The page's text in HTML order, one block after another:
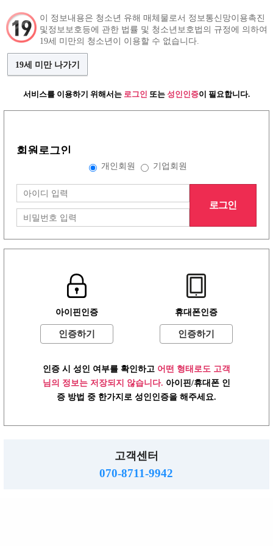
구인정보 인재정보 커뮤니티
언니들이야기(79건) 댓글쓰기
글작성
로그인 이용약관 개인정보방침 고객센터 PC버전
사업자: 616-37-71572 통판: 제2015-55호
직업정보: 의정부 제2015-8호 메일 :hjs5609@hanmail.net
2026.Copyrightwww.ttalba.kr. All right reserved.
이 정보내용은 청소년 유해 매체물로서 정보통신망이용촉진
및정보보호등에 관한 법률 및 청소년보호법의 규정에 의하여
19세 미만의 청소년이 이용할 수 없습니다.
19세 미만 나가기
서비스를 이용하기 위해서는 로그인 또는 성인인증이 필요합니다.
회원로그인
개인회원 기업회원
로그인
아이핀인증
인증하기
휴대폰인증
인증하기
인증 시 성인 여부를 확인하고 어떤 형태로도 고객
님의 정보는 저장되지 않습니다. 아이핀/휴대폰 인
증 방법 중 한가지로 성인인증을 해주세요.
고객센터
070-8711-9942